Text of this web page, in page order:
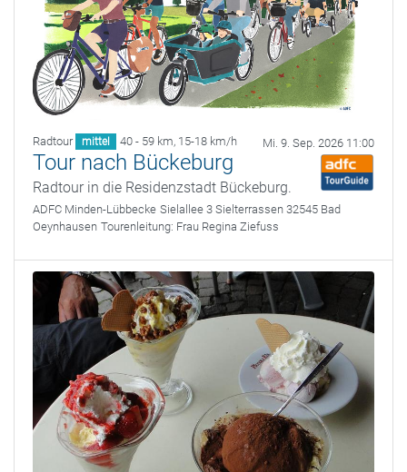
Radtour mittel 40 - 59 km, 15-18 km/h Mi. 9. Sep. 2026 11:00
Tour nach Bückeburg
Radtour in die Residenzstadt Bückeburg.
ADFC Minden-Lübbecke Sielallee 3 Sielterrassen 32545 Bad
Oeynhausen Tourenleitung: Frau Regina Ziefuss